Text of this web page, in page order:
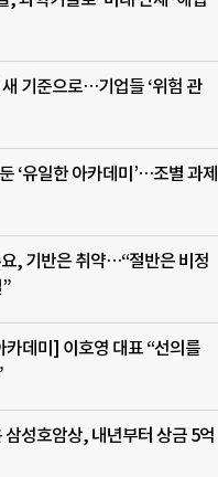
기준으로…기업들 ‘위험 관
‘유일한 아카데미’…조별 과제
, 기반은 취약…“절반은 비정
데미] 이호영 대표 “선의를
삼성호암상, 내년부터 상금 5억